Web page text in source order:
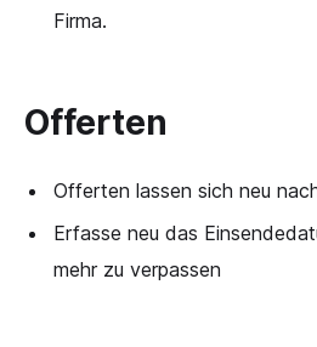
Firma.
Offerten
Offerten lassen sich neu
Erfasse neu das
mehr zu verpassen